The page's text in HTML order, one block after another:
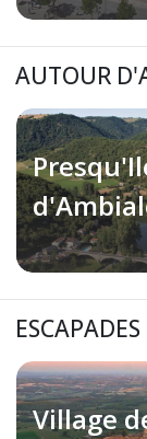
AUTOUR
Village